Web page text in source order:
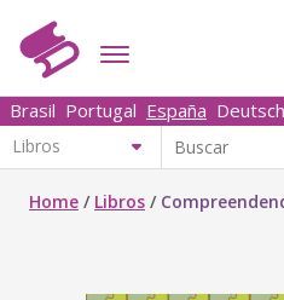
Brasil Portugal España
Home / Libros /